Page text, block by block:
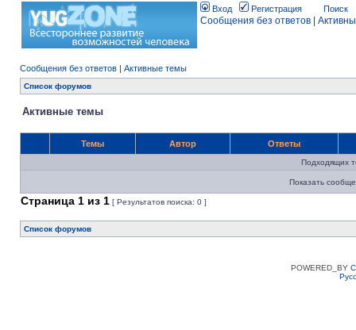
Вход Регистрация Поиск
Сообщения без ответов
Сообщения без ответов | Активные темы
Список форумов
Активные темы
Темы Автор Ответы
Подходящих
Показать
Страница 1 из 1 [ Результатов поиска: 0 ]
Список форумов
POWERED_BY